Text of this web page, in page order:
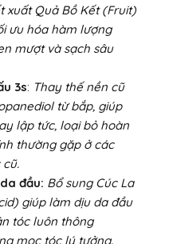
xuất Quả Bồ Kết (Fruit)
ưu hóa hàm lượng
mượt và sạch sâu
3s: Thay thế nền cũ
từ bắp, giúp
lập tức, loại bỏ hoàn
thường gặp ở các
đầu: Bổ sung Cúc La
giúp làm dịu da đầu
tóc luôn thông
mọc tóc lý tưởng.